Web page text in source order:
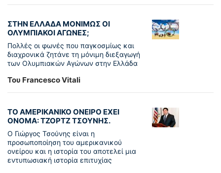
ΣΤΗΝ ΕΛΛΑΔΑ ΜΟΝΙΜΩΣ ΟΙ
ΟΛΥΜΠΙΑΚΟΙ ΑΓΩΝΕΣ;
Πολλές οι φωνές που παγκοσμίως και
διαχρονικά ζητάνε τη μόνιμη διεξαγωγή
των Ολυμπιακών Αγώνων στην Ελλάδα
Του Francesco Vitali
ΤΟ ΑΜΕΡΙΚΑΝΙΚΟ ΟΝΕΙΡΟ ΕΧΕΙ
ΟΝΟΜΑ: ΤΖΟΡΤΖ ΤΣΟΥΝΗΣ.
Ο Γιώργος Τσούνης είναι η
προσωποποίηση του αμερικανικού
ονείρου και η ιστορία του αποτελεί μια
εντυπωσιακή ιστορία επιτυχίας